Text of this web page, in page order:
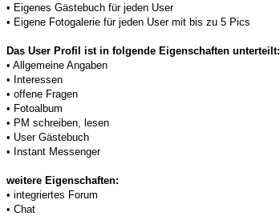
• Eigenes Gästebuch für jeden User
• Eigene Fotogalerie für jeden User mit bis zu 5 Pics
Das User Profil ist in folgende Eigenschaften unterteilt:
• Allgemeine Angaben
• Interessen
• offene Fragen
• Fotoalbum
• PM schreiben, lesen
• User Gästebuch
• Instant Messenger
weitere Eigenschaften:
• integriertes Forum
• Chat